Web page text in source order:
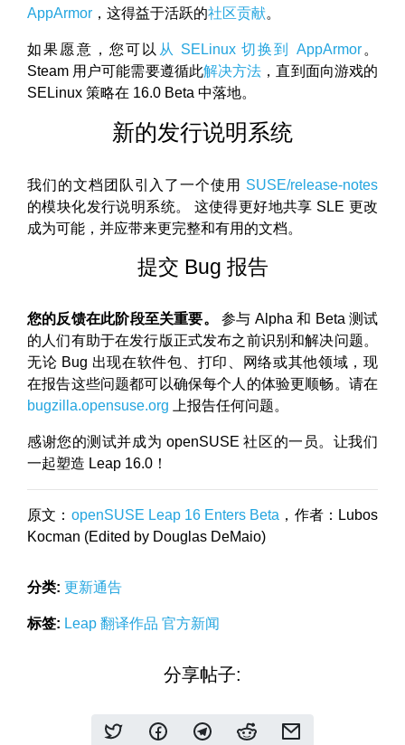
AppArmor ，这得益于活跃的社区贡献。
如果愿意，您可以 从 SELinux 切换到 AppArmor。
Steam 用户可能需要遵循此解决方法 ，直到面向游戏的
SELinux 策略在 16.0 Beta 中落地。
新的发行说明系统
我们的文档团队引入了一个使用 SUSE/release-notes
的模块化发行说明系统。 这使得更好地共享 SLE 更改
成为可能，并应带来更完整和有用的文档。
提交 Bug 报告
您的反馈在此阶段至关重要。
参与 Alpha 和 Beta 测试
的人们有助于在发行版正式发布之前识别和解决问题。
无论 Bug 出现在软件包、打印、网络或其他领域，现
在报告这些问题都可以确保每个人的体验更顺畅。请在
bugzilla.opensuse.org 上报告任何问题。
感谢您的测试并成为 openSUSE 社区的一员。让我们
一起塑造 Leap 16.0！
原文： openSUSE Leap 16 Enters Beta ，作者：Lubos
Kocman (Edited by Douglas DeMaio)
分类: 更新通告
标签: Leap 翻译作品 官方新闻
分享帖子: